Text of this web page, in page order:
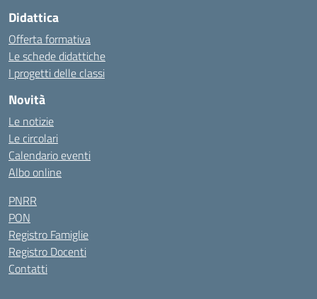
Didattica
Offerta formativa
Le schede didattiche
I progetti delle classi
Novità
Le notizie
Le circolari
Calendario eventi
Albo online
PNRR
PON
Registro Famiglie
Registro Docenti
Contatti